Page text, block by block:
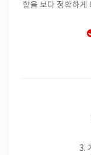
향을 보다 정확하게
3.